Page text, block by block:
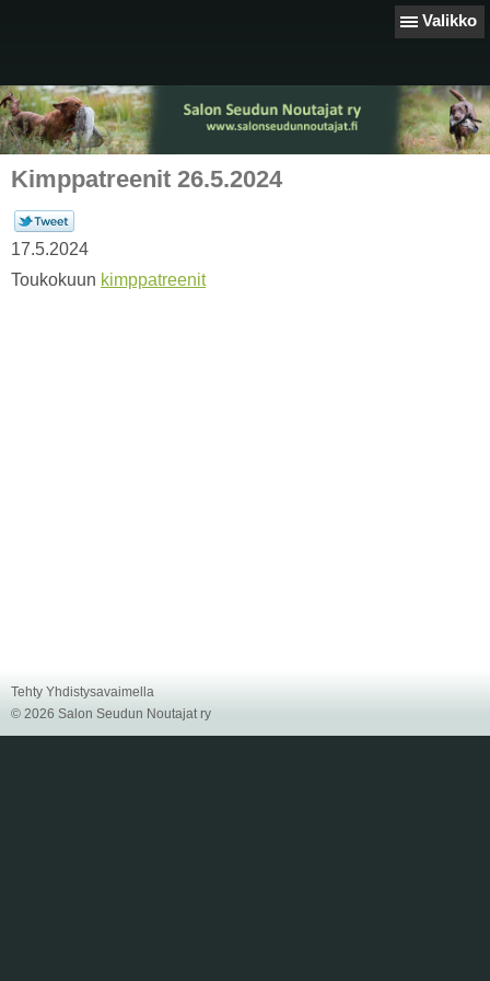
Valikko
Kimppatreenit 26.5.2024
17.5.2024
Toukokuun kimppatreenit
Tehty Yhdistysavaimella
© 2026 Salon Seudun Noutajat ry